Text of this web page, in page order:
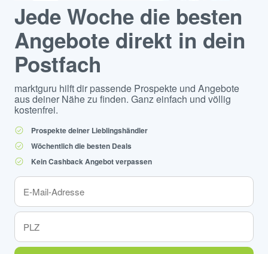
Jede Woche die besten
Angebote direkt in dein
Postfach
marktguru hilft dir passende Prospekte und Angebote
aus deiner Nähe zu finden. Ganz einfach und völlig
kostenfrei.
Prospekte deiner Lieblingshändler
Wöchentlich die besten Deals
Kein Cashback Angebot verpassen